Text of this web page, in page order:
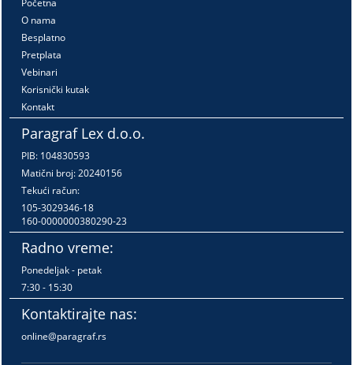
Početna
O nama
Besplatno
Pretplata
Vebinari
Korisnički kutak
Kontakt
Paragraf Lex d.o.o.
PIB: 104830593
Matični broj: 20240156
Tekući račun:
105-3029346-18
160-0000000380290-23
Radno vreme:
Ponedeljak - petak
7:30 - 15:30
Kontaktirajte nas:
online@paragraf.rs